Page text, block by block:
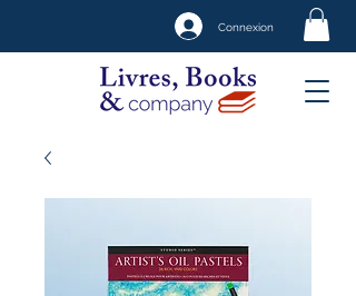
Connexion